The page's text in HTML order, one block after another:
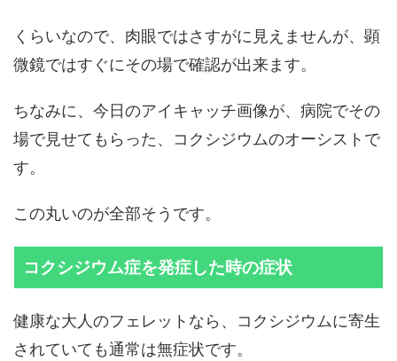
くらいなので、肉眼ではさすがに見えませんが、顕
微鏡ではすぐにその場で確認が出来ます。
ちなみに、今日のアイキャッチ画像が、病院でその
場で見せてもらった、コクシジウムのオーシストで
す。
この丸いのが全部そうです。
コクシジウム症を発症した時の症状
健康な大人のフェレットなら、コクシジウムに寄生
されていても通常は無症状です。